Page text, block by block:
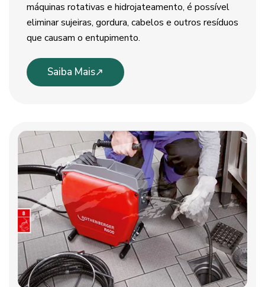
máquinas rotativas e hidrojateamento, é possível
eliminar sujeiras, gordura, cabelos e outros resíduos
que causam o entupimento.
Saiba Mais